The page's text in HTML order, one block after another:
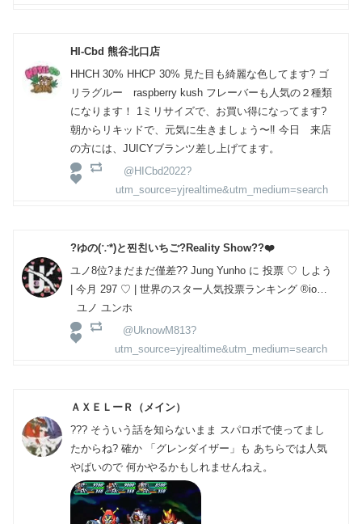
HI-Cbd 熊谷北口店
HHCH 30% HHCP 30% 見た目も綺麗な色してます? ゴ
リラグルー raspberry kush フレーバーも人気の２種類
になります！ 1ミリサイズで、お買い得になってます?
朝からリキッドで、元気に生きましょう〜‼️ 今日 来店
の方には、JUICYブランツ差し上げてます。
@HICbd2022?
utm_source=yjrealtime&utm_medium=search
?ゆの(∵*)と찐친いちご?Reality Show??❤️
ユノ8位?まだまだ僅差?? Jung Yunho に 投票 ♡ しよう
| 今月 297 ♡ | 世界のスター人気投票ランキング ®io…
ユノ ユンホ
@UknowM813?
utm_source=yjrealtime&utm_medium=search
ＡＸＥＬーＲ（メイン）
??? そういう話を知らないまま スパロボで使ってまし
たからね? 確か 「グレンダイザー」も あちらでは人気
やばいので 何かやるかもしれませんねえ。